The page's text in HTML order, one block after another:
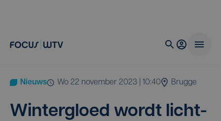
Nieuws wo 22 november 2023 | 10:40 Brugge
Win­ter­gloed wordt licht­